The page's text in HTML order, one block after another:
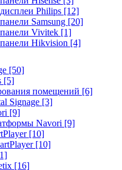
Philips [12]
Samsung [20]
Vivitek [1]
Hikvision [4]
[50]
[5]
помещений [6]
Signage [3]
[9]
Navori [9]
[10]
[10]
[16]